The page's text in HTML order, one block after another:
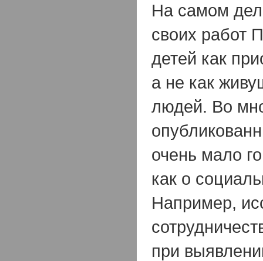
На самом
своих работ
детей как
а не как
людей. Во
очень мало
как о
Например,
при